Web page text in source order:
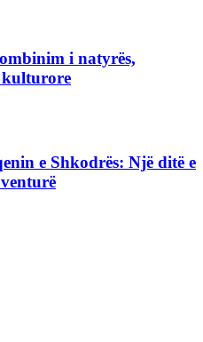
i natyrës,
kulturore
e Shkodrës: Një ditë e